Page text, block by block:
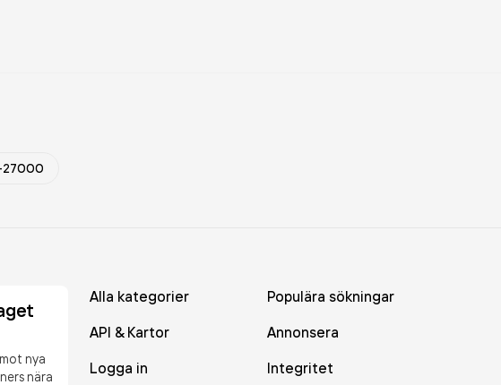
nya
nära
Alla kategorier
Populära sökningar
API & Kartor
Annonsera
Logga in
Integritet